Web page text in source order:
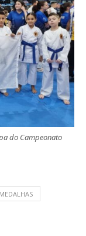
do Campeonato
MEDALHAS